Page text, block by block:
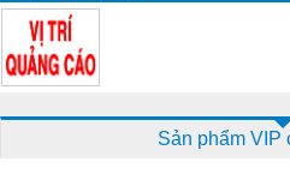
Sản phẩm VIP